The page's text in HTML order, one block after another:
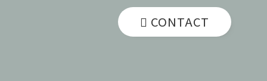
CONTACT